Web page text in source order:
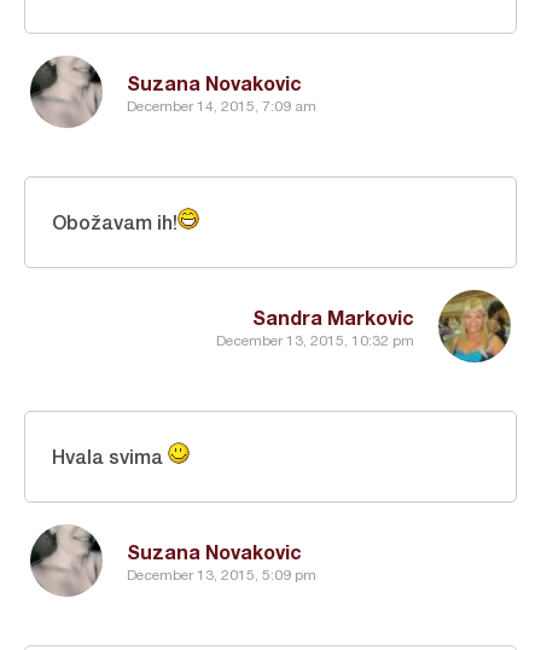
Suzana Novakovic
December 14, 2015, 7:09 am
Sandra Markovic
December 13, 2015, 10:32 pm
Obožavam ih!
Suzana Novakovic
December 13, 2015, 5:09 pm
Hvala svima